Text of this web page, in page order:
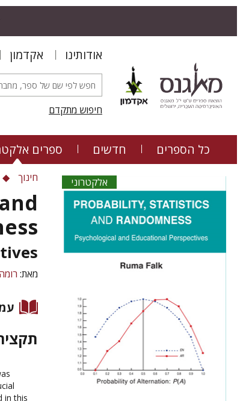
אודותינו אקדמון
חיפוש מתקדם
כל הספרים חדשים ספרים
אלקטרוני חינוך
מאת:
in this